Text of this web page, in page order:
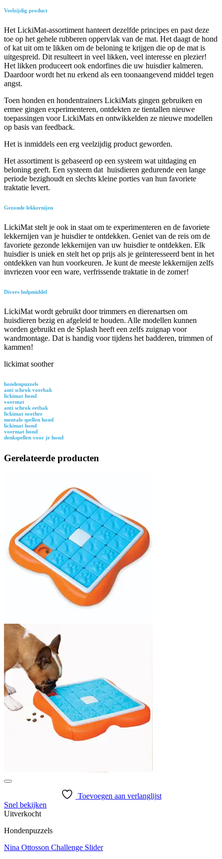
Veelzijdig product
Het LickiMat-assortiment hanteert dezelfde principes en past deze
toe op het gehele rubberen oppervlak van de mat. Het daagt de hond
of kat uit om te likken om de beloning te krijgen die op de mat is
uitgespreid. Dit resulteert in veel likken, veel interesse en plezier!
Het likken produceert ook endorfines die uw huisdier kalmeren.
Daardoor wordt het nu erkend als een toonaangevend middel tegen
angst.
Toen honden en hondentrainers LickiMats gingen gebruiken en
ermee gingen experimenteren, ontdekten ze tientallen nieuwe
toepassingen voor LickiMats en ontwikkelden ze nieuwe modellen
op basis van feedback.
Het is inmiddels een erg veelzijdig product geworden.
Het assortiment is gebaseerd op een systeem wat uitdaging en
beloning geeft. Een systeem dat huisdieren gedurende een lange
periode bezighoudt en slechts kleine porties van hun favoriete
traktatie levert.
Gezonde lekkernijen
LickiMat stelt je ook in staat om te experimenteren en de favoriete
lekkernijen van je huisdier te ontdekken. Geniet van de reis om de
favoriete gezonde lekkernijen van uw huisdier te ontdekken. Elk
huisdier is uniek en stelt het op prijs als je geïnteresseerd bent in het
ontdekken van hun voorkeuren. Je kunt de meeste lekkernijen zelfs
invriezen voor een ware, verfrissende traktatie in de zomer!
Divers hulpmiddel
LickiMat wordt gebruikt door trimmers en dierenartsen om
huisdieren bezig en afgeleid te houden. Alle modellen kunnen
worden gebruikt en de Splash heeft een zelfs zuignap voor
wandmontage. Dat is handig voor tijdens het badderen, trimmen of
kammen!
lickimat soother
hondenpuzzels
anti schrok voerbak
lickimat hond
voermat
anti schrok eetbak
lickimat soother
mentale spellen hond
lickimat hond
voermat hond
denkspellen voor je hond
Gerelateerde producten
Toevoegen aan verlanglijst
Snel bekijken
Uitverkocht
Hondenpuzzels
Nina Ottosson Challenge Slider